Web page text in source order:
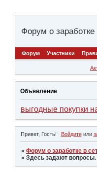
Форум о
Форум Участники
Объявление
выгодные покупки
Привет, Гость! Войдитеили
»Форум о заработке в
»Здесь задают вопросы.